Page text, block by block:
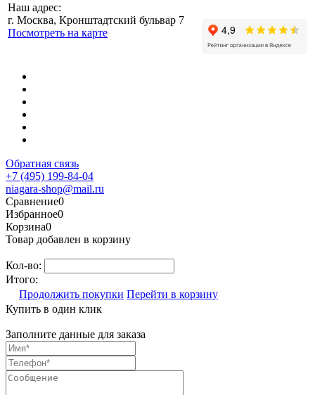
Наш адрес:
г. Москва, Кронштадтский бульвар 7
Посмотреть на карте
Обратная связь
+7 (495) 199-84-04
niagara-shop@mail.ru
Сравнение0
Избранное0
Корзина0
Товар добавлен в корзину
Кол-во:
Итого:
Продолжить покупки Перейти в корзину
Купить в один клик
Заполните данные для заказа